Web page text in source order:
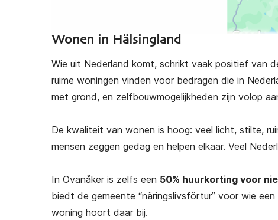
Wonen in Hälsingland
Wie uit Nederland komt, schrikt vaak positief van
ruime woningen vinden voor bedragen die in
met grond, en zelfbouwmogelijkheden zijn volop
De kwaliteit van wonen is hoog: veel licht, stilte,
mensen zeggen gedag en helpen elkaar. Veel
In Ovanåker is zelfs een 50% huurkorting voor
biedt de gemeente “näringslivsförtur” voor wie
woning hoort daar bij.